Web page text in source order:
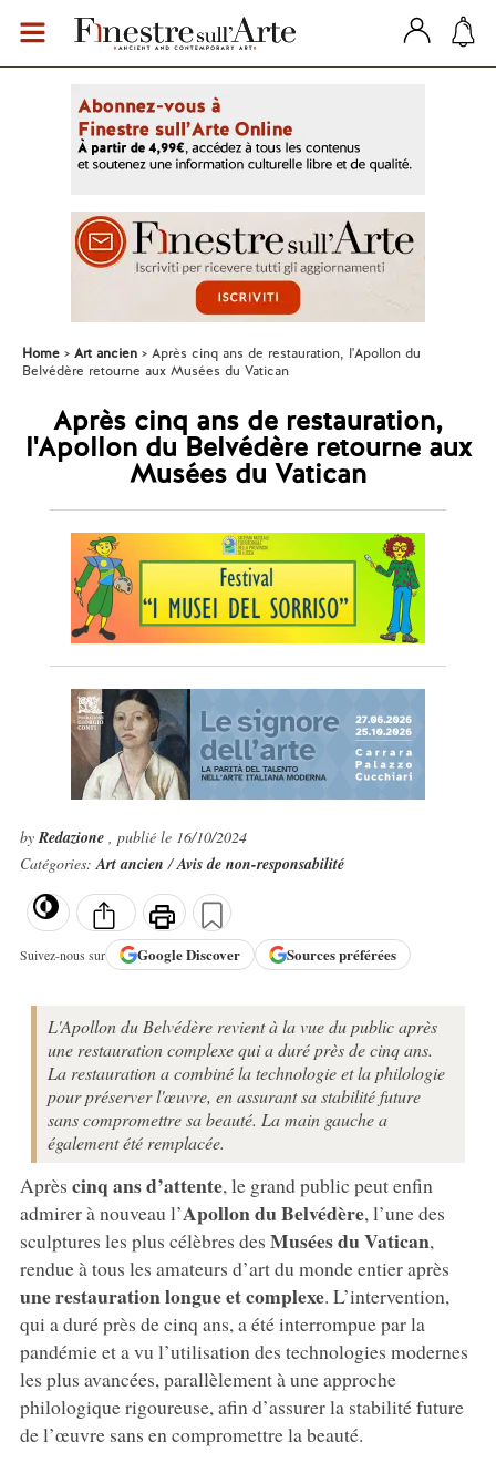
Home Art ancien
Après cinq ans de restauration, l'Apollon du
Belvédère retourne aux Musées du Vatican
Après cinq ans de restauration,
l'Apollon du Belvédère retourne aux
Musées du Vatican
byRedazione , publié le 16/10/2024
Catégories:Art ancien/Avis de non-responsabilité
Suivez-nous sur GoogleDiscover Sources préférées
L'Apollon du Belvédère revient à la vue du public après
une restauration complexe qui a duré près de cinq ans.
La restauration a combiné la technologie et la philologie
pour préserver l'œuvre, en assurant sa stabilité future
sans compromettre sa beauté. La main gauche a
également été remplacée.
Après cinq ans d’attente, le grand public peut enfin
admirer à nouveau l’Apollon du Belvédère, l’une des
sculptures les plus célèbres des Musées du Vatican,
rendue à tous les amateurs d’art du monde entier après
une restauration longue et complexe. L’intervention,
qui a duré près de cinq ans, a été interrompue par la
pandémie et a vu l’utilisation des technologies modernes
les plus avancées, parallèlement à une approche
philologique rigoureuse, afin d’assurer la stabilité future
de l’œuvre sans en compromettre la beauté.